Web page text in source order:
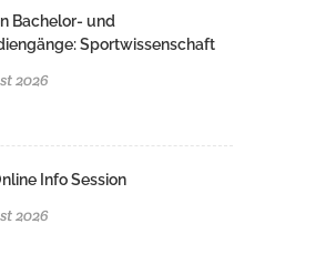
Bachelor- und
Sportwissenschaft
2026
Info Session
2026